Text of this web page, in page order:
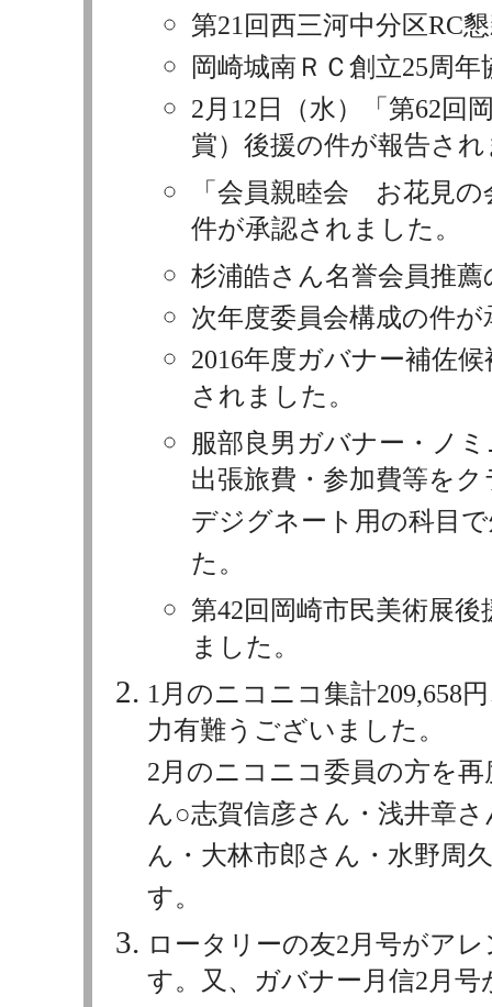
第21回西三河中分区RC
岡崎城南ＲＣ創立25周
2月12日（水）「第62回
賞）後援の件が報告さ
「会員親睦会 お花見
件が承認されました。
杉浦皓さん名誉会員推
次年度委員会構成の件
2016年度ガバナー補佐
されました。
服部良男ガバナー・ノ
出張旅費・参加費等を
デジグネート用の科目
た。
第42回岡崎市民美術展
ました。
1月のニコニコ集計209,658
力有難うございました。
2月のニコニコ委員の方を
ん○志賀信彦さん・浅井章
ん・大林市郎さん・水野周
す。
ロータリーの友2月号がア
す。又、ガバナー月信2月